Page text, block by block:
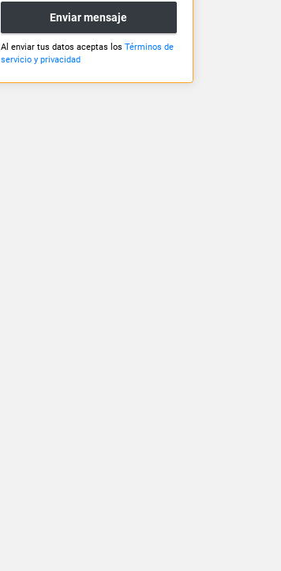
Enviar mensaje
Al enviar tus datos aceptas los Términos de
servicio y privacidad